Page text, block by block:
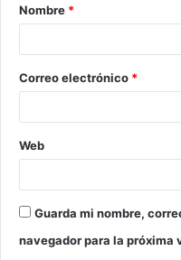
Nombre *
Correo electrónico *
Web
Guarda mi nombre,
navegador para la próxima